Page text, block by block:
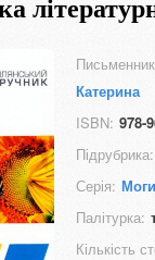
Катерина
ISBN: 978-
Підрубрика:
Серія:
Палітурка:
Кількість